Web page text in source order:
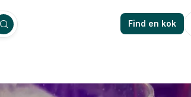
Find en kok